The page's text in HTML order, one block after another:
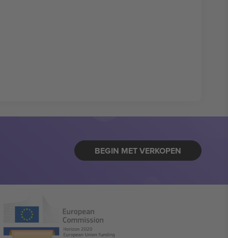
BEGIN MET VERKOPEN